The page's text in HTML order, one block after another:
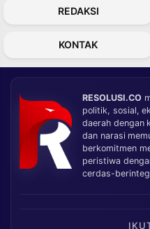
REDAKSI
KONTAK
RESOLUSI.CO
politik, sosial,
daerah dengan
dan narasi
berkomitmen
peristiwa
cerdas-